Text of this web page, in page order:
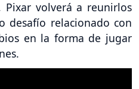
Pixar volverá a reunirlos
desafío relacionado con
en la forma de jugar